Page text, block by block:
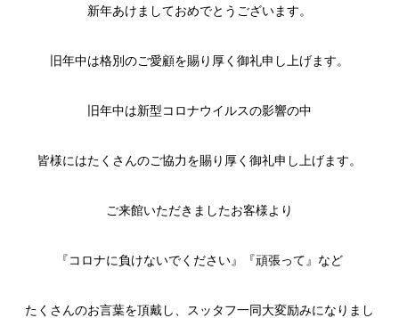
新年あけましておめでとうございます。
旧年中は格別のご愛顧を賜り厚く御礼申し上げます。
旧年中は新型コロナウイルスの影響の中
皆様にはたくさんのご協力を賜り厚く御礼申し上げます。
ご来館いただきましたお客様より
『コロナに負けないでください』『頑張って』など
たくさんのお言葉を頂戴し、スッタフ一同大変励みになりまし